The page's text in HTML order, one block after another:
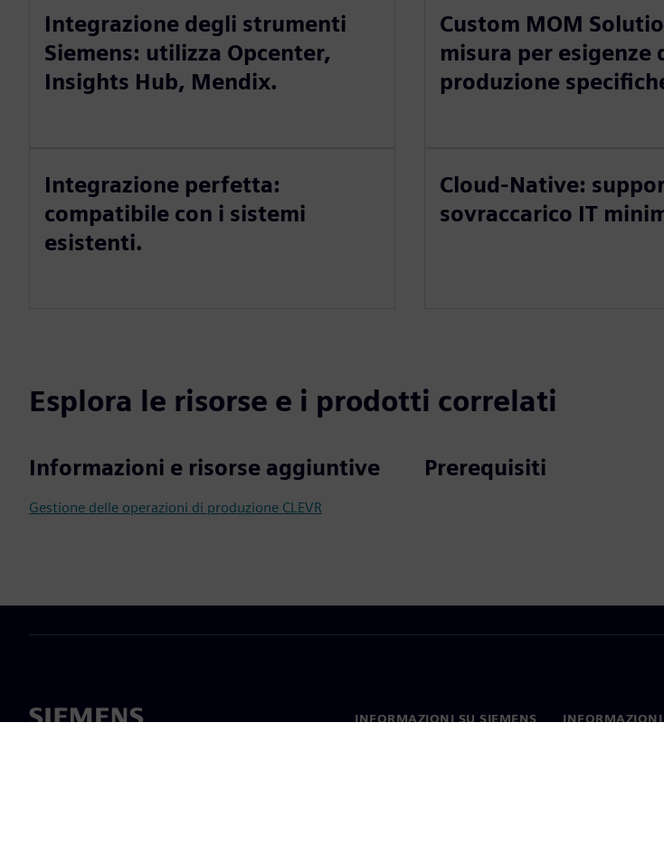
Integrazione degli strumenti
Siemens: utilizza Opcenter,
Insights Hub, Mendix.
Custom MOM
misura per esigenze
produzione
Integrazione perfetta:
compatibile con i sistemi
esistenti.
Cloud-Native:
sovraccarico IT
Esplora le risorse e i prodotti correlati
Informazioni e risorse aggiuntive
Gestione delle operazioni di produzione CLEVR
Prerequisiti
INFORMAZIONI SU SIEMENS
INFORMAZIONI